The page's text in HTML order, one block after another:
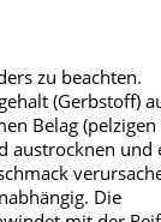
zu beachten.
(Gerbstoff)
Belag (pelzigen
austrocknen und
Die